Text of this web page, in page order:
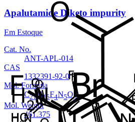
Apalutamide Diketo impurity
Em Estoque
Cat. No.
ANT-APL-014
CAS
1332391-92-0
Mol. Formula
C21 H15F4N5O3
Mol. Weight
461.375